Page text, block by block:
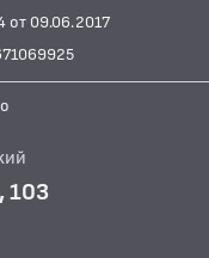
09.06.2017
103